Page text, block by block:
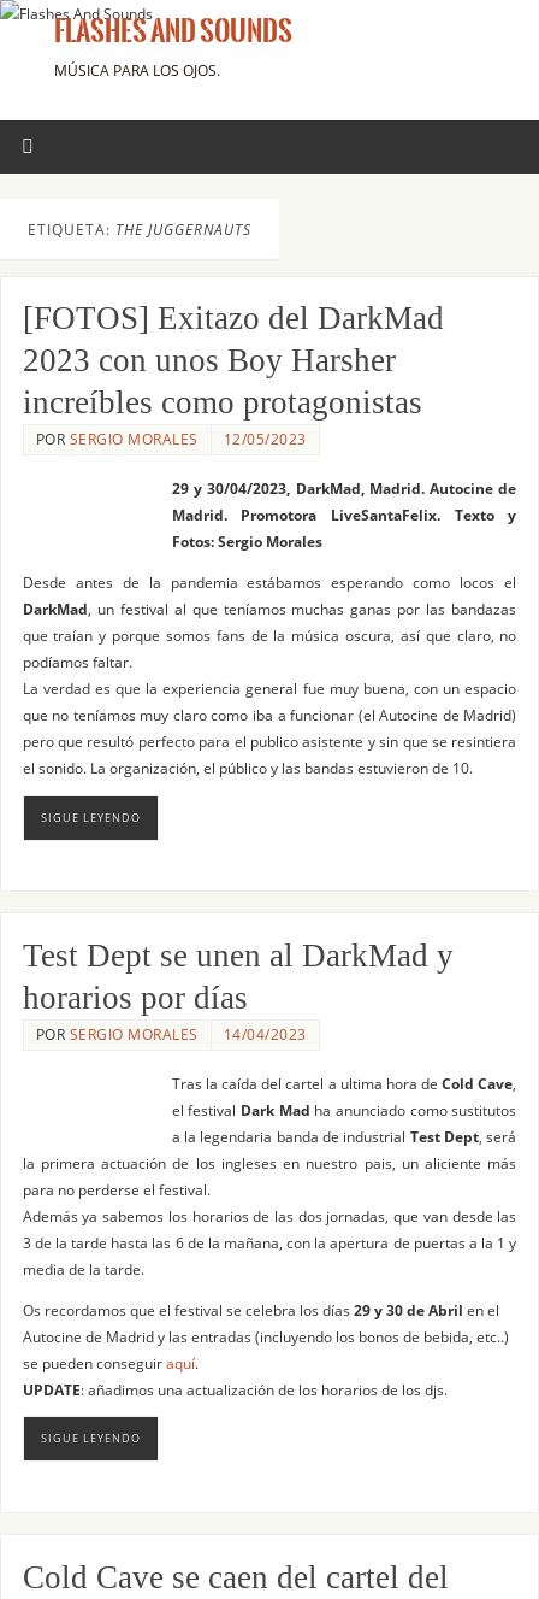
FLASHES AND SOUNDS
MÚSICA PARA LOS OJOS.
ETIQUETA: THE JUGGERNAUTS
[FOTOS] Exitazo del DarkMad
2023 con unos Boy Harsher
increíbles como protagonistas
POR SERGIO MORALES 12/05/2023
29 y 30/04/2023, DarkMad, Madrid. Autocine de
Madrid. Promotora LiveSantaFelix. Texto y
Fotos: Sergio Morales
Desde antes de la pandemia estábamos esperando como locos el
DarkMad , un festival al que teníamos muchas ganas por las bandazas
que traían y porque somos fans de la música oscura, así que claro, no
podíamos faltar.
La verdad es que la experiencia general fue muy buena, con un espacio
que no teníamos muy claro como iba a funcionar (el Autocine de Madrid)
pero que resultó perfecto para el publico asistente y sin que se resintiera
el sonido. La organización, el público y las bandas estuvieron de 10.
SIGUE LEYENDO
Test Dept se unen al DarkMad y
horarios por días
POR SERGIO MORALES 14/04/2023
Tras la caída del cartel a ultima hora deCold Cave
el festival Dark Mad ha anunciado como sustitutos
a la legendaria banda de industrial Test Dept , será
la primera actuación de los ingleses en nuestro pais, un aliciente más
para no perderse el festival.
Además ya sabemos los horarios de las dos jornadas, que van desde las
3 de la tarde hasta las 6 de la mañana, con la apertura de puertas a la 1 y
media de la tarde.
Os recordamos que el festival se celebra los días 29 y 30 de Abril en el
Autocine de Madrid y las entradas (incluyendo los bonos de bebida, etc..)
se pueden conseguiraquí.
UPDATE: añadimos una actualización de los horarios de los djs.
SIGUE LEYENDO
Cold Cave se caen del cartel del